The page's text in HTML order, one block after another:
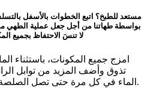
مستعد للطبخ؟ اتبع الخطوات بالأسفل
بواسطة طهاتنا من أجل جعل عملية الطهي
لا تنسَ الاحتفاظ بجميع
امزج جميع المكونات، باستثناء
تذوق وأضف المزيد من توابل
الماء في كل مرة حتى تصل الصلصة إلى السماكة المطلوبة.